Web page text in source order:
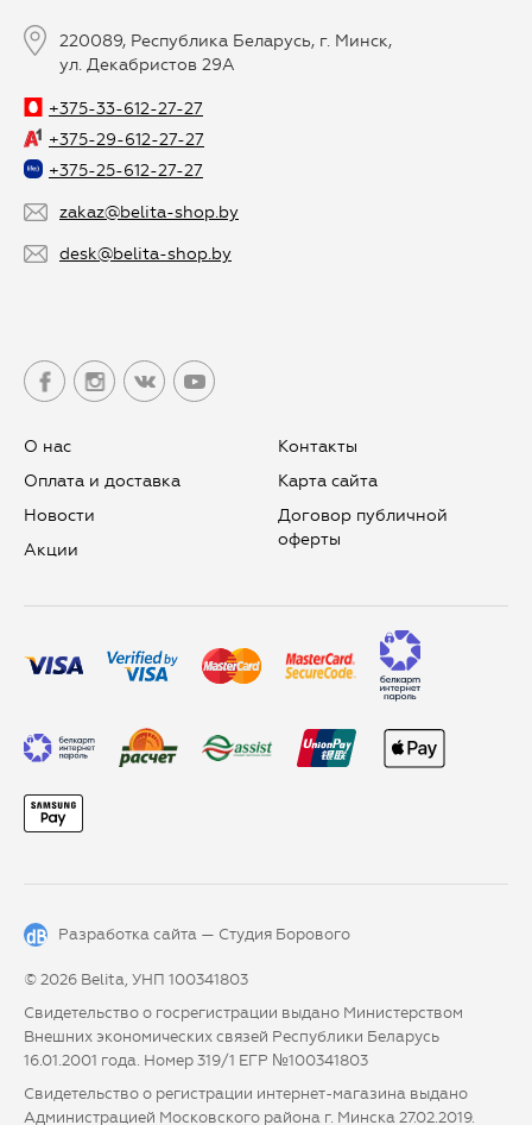
220089, Республика Беларусь, г. Минск,
ул. Декабристов 29А
+375-33-612-27-27
+375-29-612-27-27
+375-25-612-27-27
zakaz@belita-shop.by
desk@belita-shop.by
О нас
Оплата и доставка
Новости
Aкции
Контакты
Карта сайта
Договор публичной
оферты
Разработка сайта — Студия Борового
© 2026 Belita, УНП 100341803
Свидетельство о госрегистрации выдано Министерством
Внешних экономических связей Республики Беларусь
16.01.2001 года. Номер 319/1 ЕГР №100341803
Свидетельство о регистрации интернет-магазина выдано
Администрацией Московского района г. Минска 27.02.2019.